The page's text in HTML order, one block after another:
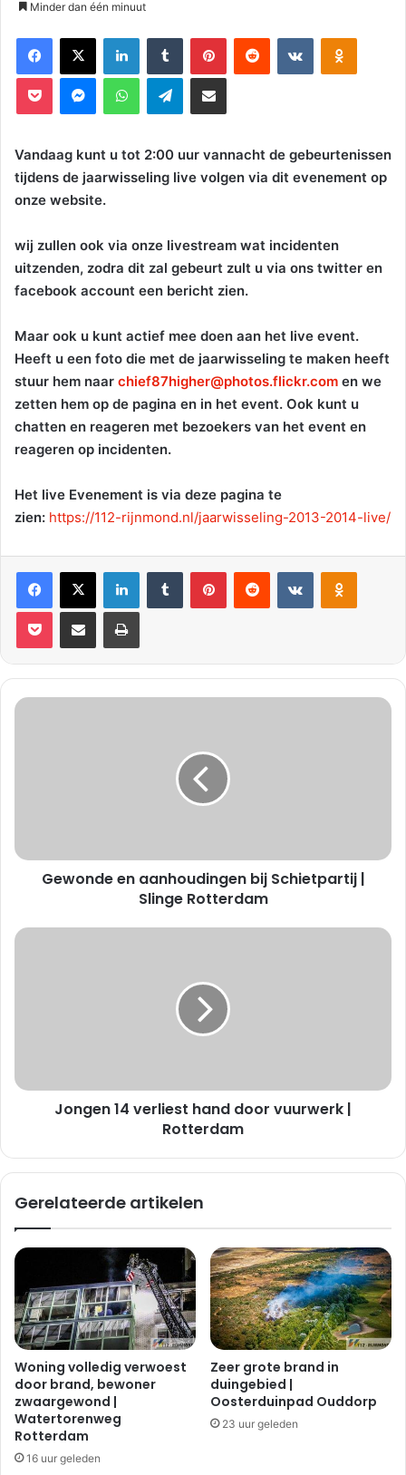
Minder dan één minuut
Facebook X LinkedIn Tumblr Pinterest Reddit VKontakte Odnoklassniki
Pocket Messenger WhatsApp Telegram Deel via E-mail
Vandaag kunt u tot 2:00 uur vannacht de gebeurtenissen
tijdens de jaarwisseling live volgen via dit evenement op
onze website.
wij zullen ook via onze livestream wat incidenten
uitzenden, zodra dit zal gebeurt zult u via ons twitter en
facebook account een bericht zien.
Maar ook u kunt actief mee doen aan het live event.
Heeft u een foto die met de jaarwisseling te maken heeft
stuur hem naar chief87higher@photos.flickr.com en we
zetten hem op de pagina en in het event. Ook kunt u
chatten en reageren met bezoekers van het event en
reageren op incidenten.
Het live Evenement is via deze pagina te
zien: https://112-rijnmond.nl/jaarwisseling-2013-2014-live/
Facebook X LinkedIn Tumblr Pinterest Reddit VKontakte Odnoklassniki
Pocket Deel via E-mail Print
G
n
h
n
S
h
t
a
r
t
j
|
S
l
n
Gewonde en aanhoudingen bij Schietpartij |
Slinge Rotterdam
J
v
s
a
d
d
o
r
v
u
u
r
Jongen 14 verliest hand door vuurwerk |
Rotterdam
Gerelateerde artikelen
Woning volledig verwoest
door brand, bewoner
zwaargewond |
Watertorenweg
Rotterdam
16 uur geleden
Zeer grote brand in
duingebied |
Oosterduinpad Ouddorp
23 uur geleden